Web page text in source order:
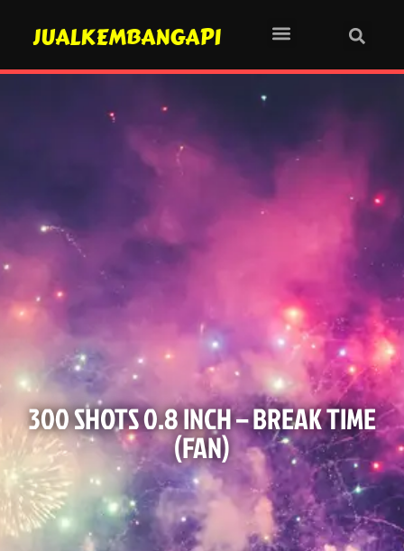
JUALKEMBANGAPI
300 SHOTS 0.8 INCH – BREAK TIME
(FAN)